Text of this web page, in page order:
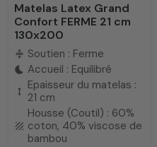
Matelas Latex Grand
Confort FERME 21 cm
130x200
compress Soutien : Ferme
bedtime Accueil : Equilibré
height
Epaisseur du matelas :
21 cm
texture
Housse (Coutil) : 60%
coton, 40% viscose de
bambou